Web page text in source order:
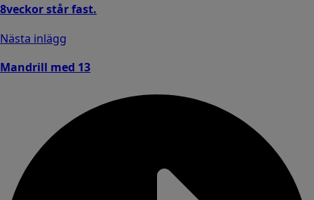
8veckor står fast.
Nästa inlägg
Mandrill med 13